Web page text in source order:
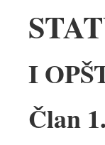
I
Član 1.